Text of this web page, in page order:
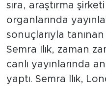
sıra, araştırma
organlarında
sonuçlarıyla
Semra Ilık, zaman
canlı yayınlarında
yaptı. Semra Ilık,